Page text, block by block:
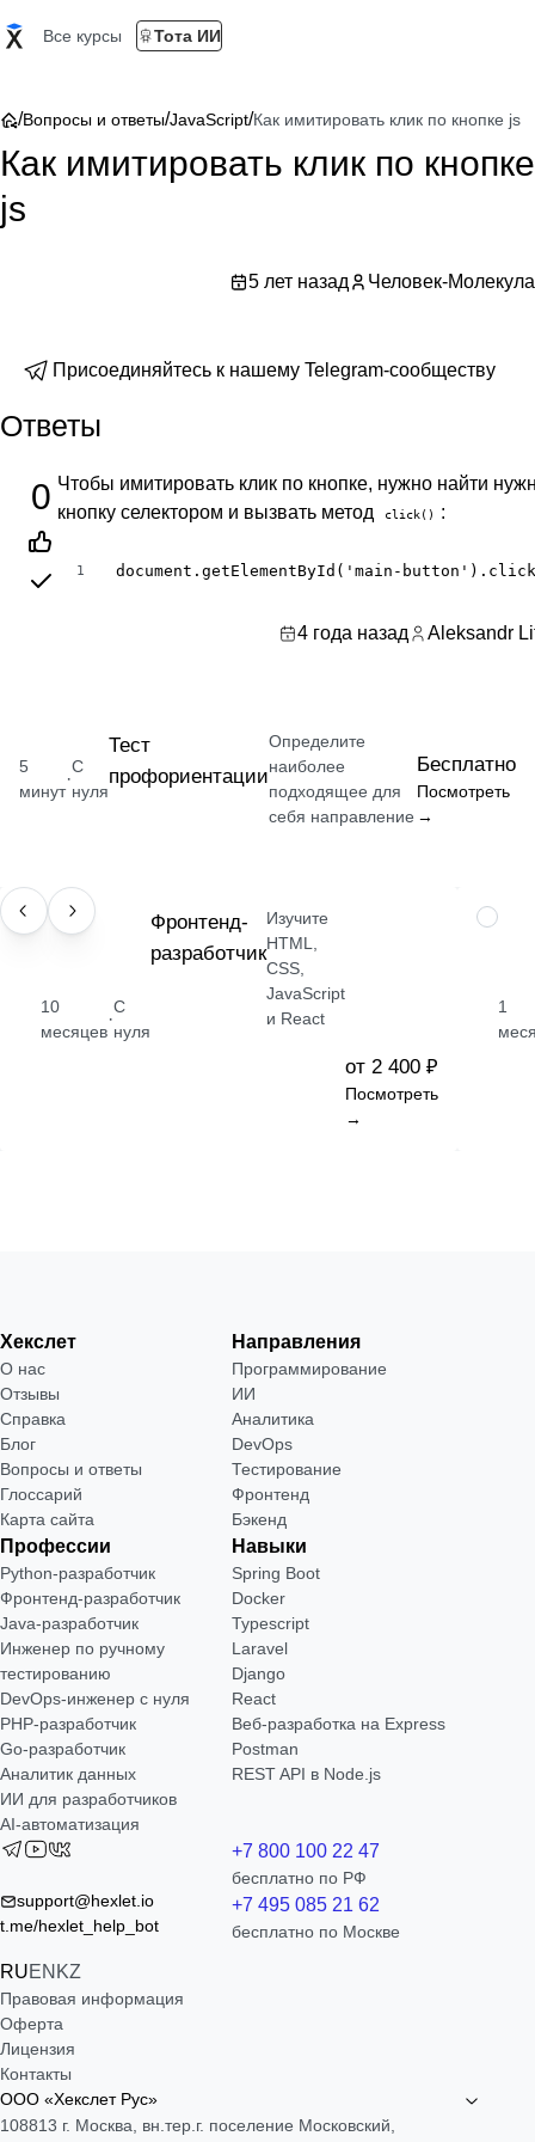
Все курсы Тота ИИ
/Вопросы и ответы/JavaScript/Как имитировать клик по кнопке js
Как имитировать клик по кнопке
js
5 лет назад Человек-Молекула
Присоединяйтесь к нашему Telegram-сообществу
Ответы
0 Чтобы имитировать клик по кнопке, нужно найти
кнопку селектором и вызвать метод
click() :
1 document.getElementById('main-
4 года назад Aleksandr
5
минут
·
С
нуля
Тест
профориентации
Определите
наиболее
подходящее для
себя направление
Бесплатно
Посмотреть
→
ПРОФЕССИЯ
10
месяцев
·
С
нуля
Фронтенд-
разработчик
Изучите
HTML,
CSS,
JavaScript
и React
от 2 400 ₽
Посмотреть
→
НАВЫК
1
Хекслет
О нас
Отзывы
Справка
Блог
Вопросы и ответы
Глоссарий
Карта сайта
Направления
Программирование
ИИ
Аналитика
DevOps
Тестирование
Фронтенд
Бэкенд
Профессии
Python-разработчик
Фронтенд-разработчик
Java-разработчик
Инженер по ручному
тестированию
DevOps-инженер с нуля
РНР-разработчик
Go-разработчик
Аналитик данных
ИИ для разработчиков
AI-автоматизация
Навыки
Spring Boot
Docker
Typescript
Laravel
Django
React
Веб-разработка на Express
Postman
REST API в Node.js
support@hexlet.io
t.me/hexlet_help_bot
RUEN KZ
+7 800 100 22 47
бесплатно по РФ
+7 495 085 21 62
бесплатно по Москве
Правовая информация
Оферта
Лицензия
Контакты
ООО «Хекслет Рус»
108813 г. Москва, вн.тер.г. поселение Московский,